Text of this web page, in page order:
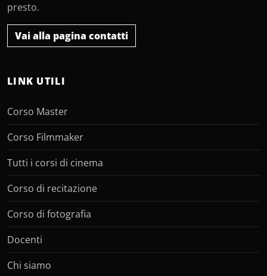
presto.
Vai alla pagina contatti
LINK UTILI
Corso Master
Corso Filmmaker
Tutti i corsi di cinema
Corso di recitazione
Corso di fotografia
Docenti
Chi siamo